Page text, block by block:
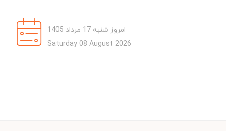
امروز شنبه 17 مرداد 1405
Saturday 08 August 2026